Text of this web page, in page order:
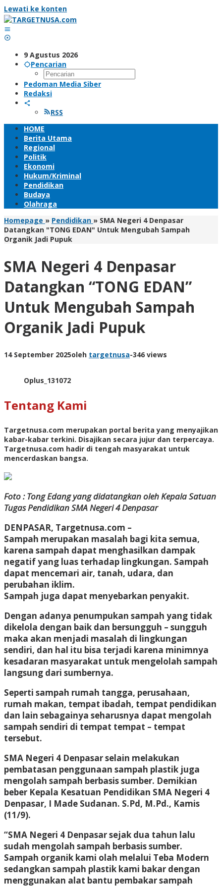
Lewati ke konten
9 Agustus 2026
Pencarian
Pedoman Media Siber
Redaksi
RSS
HOME
Berita Utama
Regional
Politik
Ekonomi
Hukum/Kriminal
Pendidikan
Budaya
Olahraga
Homepage » Pendidikan » SMA Negeri 4 Denpasar
Datangkan "TONG EDAN" Untuk Mengubah Sampah
Organik Jadi Pupuk
SMA Negeri 4 Denpasar
Datangkan “TONG EDAN”
Untuk Mengubah Sampah
Organik Jadi Pupuk
14 September 2025oleh targetnusa-346 views
Oplus_131072
Tentang Kami
Targetnusa.com merupakan portal berita yang menyajikan
kabar-kabar terkini. Disajikan secara jujur dan terpercaya.
Targetnusa.com hadir di tengah masyarakat untuk
mencerdaskan bangsa.
Foto : Tong Edang yang didatangkan oleh Kepala Satuan
Tugas Pendidikan SMA Negeri 4 Denpasar
DENPASAR, Targetnusa.com –
Sampah merupakan masalah bagi kita semua,
karena sampah dapat menghasilkan dampak
negatif yang luas terhadap lingkungan. Sampah
dapat mencemari air, tanah, udara, dan
perubahan iklim.
Sampah juga dapat menyebarkan penyakit.
Dengan adanya penumpukan sampah yang tidak
dikelola dengan baik dan bersungguh – sungguh
maka akan menjadi masalah di lingkungan
sendiri, dan hal itu bisa terjadi karena minimnya
kesadaran masyarakat untuk mengelolah sampah
langsung dari sumbernya.
Seperti sampah rumah tangga, perusahaan,
rumah makan, tempat ibadah, tempat pendidikan
dan lain sebagainya seharusnya dapat mengolah
sampah sendiri di tempat tempat – tempat
tersebut.
SMA Negeri 4 Denpasar selain melakukan
pembatasan penggunaan sampah plastik juga
mengolah sampah berbasis sumber. Demikian
beber Kepala Kesatuan Pendidikan SMA Negeri 4
Denpasar, I Made Sudanan. S.Pd, M.Pd., Kamis
(11/9).
“SMA Negeri 4 Denpasar sejak dua tahun lalu
sudah mengolah sampah berbasis sumber.
Sampah organik kami olah melalui Teba Modern
sedangkan sampah plastik kami bakar dengan
menggunakan alat bantu pembakar sampah